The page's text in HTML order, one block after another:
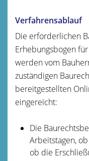
Verfahrensablauf
Die erforderlichen
Erhebungsbogen
werden vom
zuständigen
bereitgestellten
eingereicht:
Die
Arbeitstagen,
ob die